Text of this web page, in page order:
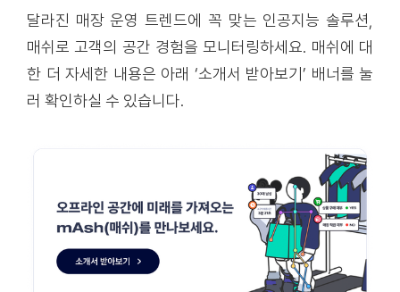
달라진 매장 운영 트렌드에 꼭 맞는 인공지능 솔루션,
매쉬로 고객의 공간 경험을 모니터링하세요. 매쉬에 대
한 더 자세한 내용은 아래 ‘소개서 받아보기’ 배너를 눌
러 확인하실 수 있습니다.